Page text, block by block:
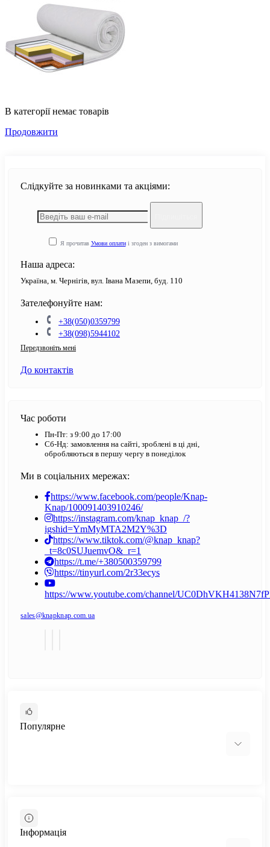
В категорії немає товарів
Продовжити
Слідкуйте за новинками та акціями:
Я прочитав Умови оплатиі згоден з вимогами
Наша адреса:
Україна, м. Чернігів, вул. Івана Мазепи, буд. 110
Зателефонуйте нам:
+38(050)0359799
+38(098)5944102
Передзвоніть мені
До контактів
Час роботи
Пн-Пт: з 9:00 до 17:00
Сб-Нд: замовлення на сайті, зроблені в ці дні,
обробляються в першу чергу в понеділок
Ми в соціальних мережах:
https://www.facebook.com/people/Knap-
Knap/100091403910246/
https://instagram.com/knap_knap_/?
igshid=YmMyMTA2M2Y%3D
https://www.tiktok.com/@knap_knap?
_t=8c0SUJuemvO&_r=1
https://t.me/+380500359799
https://tinyurl.com/2r33ecys
https://www.youtube.com/channel/
sales@knapknap.com.ua
Популярне
Інформація